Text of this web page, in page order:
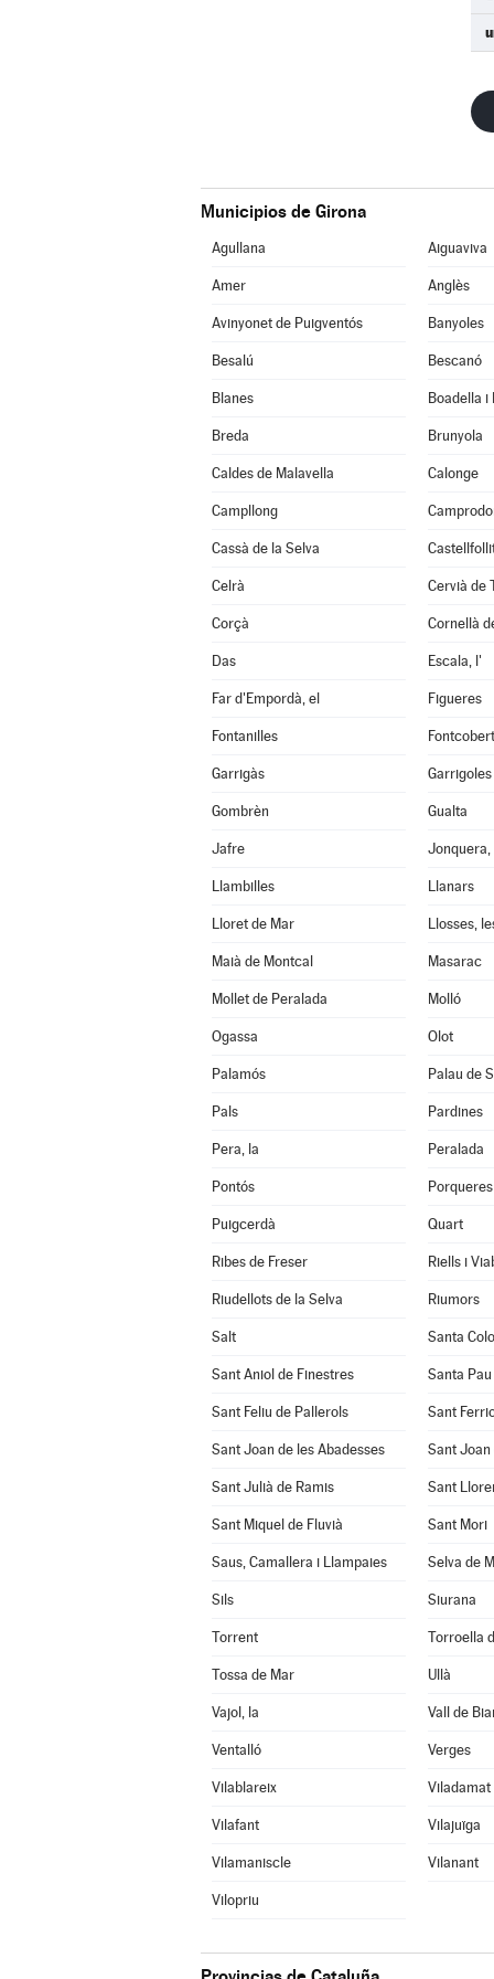
Municipios de Girona
Agullana Aiguaviva
Amer Anglès
Avinyonet de Puigventós Banyoles
Besalú Bescanó
Blanes Boadella i
Breda Brunyola
Caldes de Malavella Calonge
Campllong
Cassà de la Selva
Celrà Cervià de
Corçà Cornellà
Das Escala, l'
Far d'Empordà, el Figueres
Fontanilles
Garrigàs Garrigoles
Gombrèn Gualta
Jafre Jonquera,
Llambilles Llanars
Lloret de Mar Llosses,
Maià de Montcal Masarac
Mollet de Peralada Molló
Ogassa Olot
Palamós Palau de
Pals Pardines
Pera, la Peralada
Pontós Porqueres
Puigcerdà Quart
Ribes de Freser Riells i
Riudellots de la Selva Riumors
Salt Santa
Sant Aniol de Finestres Santa Pau
Sant Feliu de Pallerols Sant
Sant Joan de les Abadesses Sant Joan
Sant Julià de Ramis Sant
Sant Miquel de Fluvià Sant Mori
Saus, Camallera i Llampaies Selva de
Sils Siurana
Torrent Torroella
Tossa de Mar Ullà
Vajol, la Vall de
Ventalló Verges
Vilablareix Viladamat
Vilafant Vilajuïga
Vilamaniscle Vilanant
Vilopriu